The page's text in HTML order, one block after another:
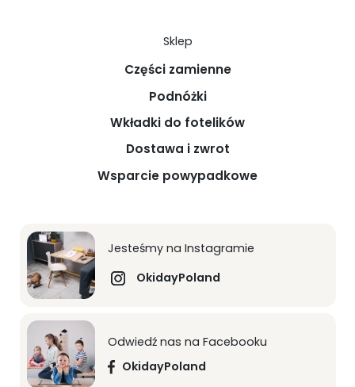
Sklep
Części zamienne
Podnóżki
Wkładki do fotelików
Dostawa i zwrot
Wsparcie powypadkowe
Jesteśmy na Instagramie
OkidayPoland
Odwiedź nas na Facebooku
OkidayPoland